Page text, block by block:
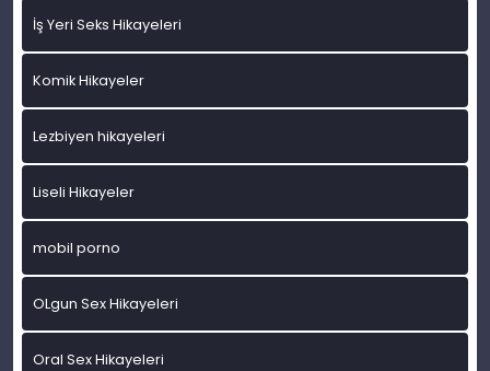
İş Yeri Seks Hikayeleri
Komik Hikayeler
Lezbiyen hikayeleri
Liseli Hikayeler
mobil porno
OLgun Sex Hikayeleri
Oral Sex Hikayeleri